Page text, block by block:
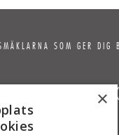
SOM GER DIG
×